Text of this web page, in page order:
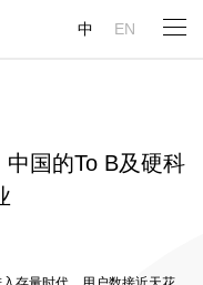
中 EN
国的To B及硬科